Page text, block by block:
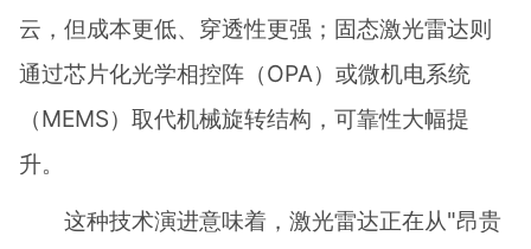
云，但成本更低、穿透性更强；固态激光雷达则
通过芯片化光学相控阵（OPA）或微机电系统
（MEMS）取代机械旋转结构，可靠性大幅提
升。
这种技术演进意味着，激光雷达正在从"昂贵